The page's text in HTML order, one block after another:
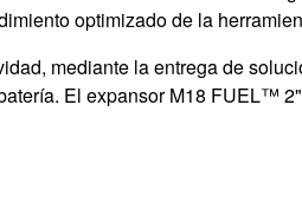
optimizado de la
mediante la entrega de
El expansor M18